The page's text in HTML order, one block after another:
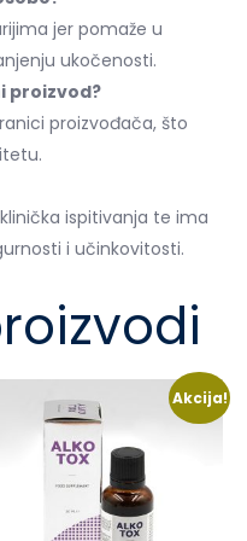
jer pomaže u
ukočenosti.
proizvod?
proizvođača, što
ispitivanja te ima
i učinkovitosti.
Akcija!